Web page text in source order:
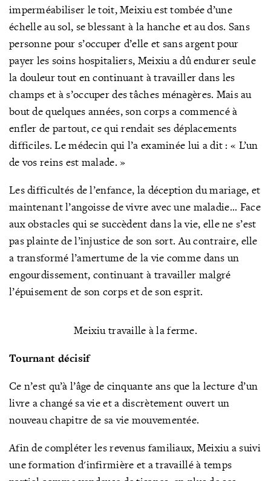
imperméabiliser le toit, Meixiu est tombée d’une
échelle au sol, se blessant à la hanche et au dos. Sans
personne pour s’occuper d’elle et sans argent pour
payer les soins hospitaliers, Meixiu a dû endurer seule
la douleur tout en continuant à travailler dans les
champs et à s’occuper des tâches ménagères. Mais au
bout de quelques années, son corps a commencé à
enfler de partout, ce qui rendait ses déplacements
difficiles. Le médecin qui l’a examinée lui a dit : « L’un
de vos reins est malade. »
Les difficultés de l’enfance, la déception du mariage, et
maintenant l’angoisse de vivre avec une maladie... Face
aux obstacles qui se succèdent dans la vie, elle ne s’est
pas plainte de l’injustice de son sort. Au contraire, elle
a transformé l’amertume de la vie comme dans un
engourdissement, continuant à travailler malgré
l’épuisement de son corps et de son esprit.
Meixiu travaille à la ferme.
Tournant décisif
Ce n’est qu’à l’âge de cinquante ans que la lecture d’un
livre a changé sa vie et a discrètement ouvert un
nouveau chapitre de sa vie mouvementée.
Afin de compléter les revenus familiaux, Meixiu a suivi
une formation d'infirmière et a travaillé à temps